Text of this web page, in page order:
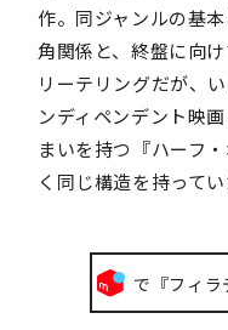
作。同ジャンルの基
角関係と、終盤に向
リーテリングだが、
ンディペンデント映
まいを持つ『ハーフ
く同じ構造を持って
で『フィラ